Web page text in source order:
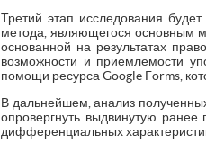
Третий этап исследования
метода, являющегося основным
основанной на результатах
возможности и приемлемости
помощи ресурса Google Forms,
В дальнейшем, анализ
опровергнуть выдвинутую
дифференциальных